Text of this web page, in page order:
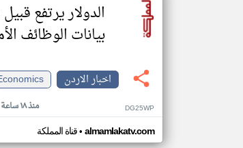
الدولار يرتفع
بيانات الوظائف
اخبار الاردن
منذ ١٨ ساعة DG25WP
قناة المملكة• almamlakatv.com